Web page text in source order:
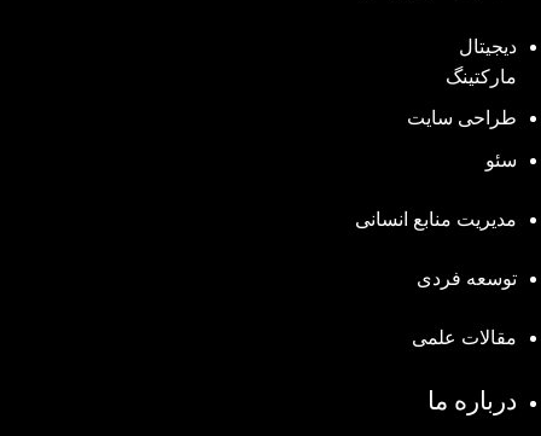
دیجیتال
مارکتینگ
طراحی سایت
سئو
مدیریت منابع انسانی
توسعه فردی
مقالات علمی
درباره ما